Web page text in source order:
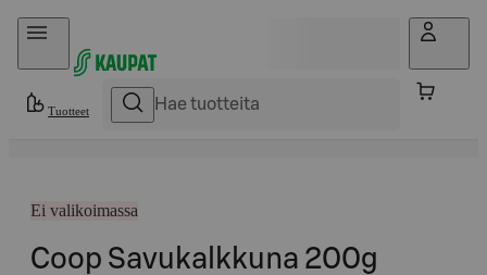
Hyppää sisältöön
Tuotteet
Ei valikoimassa
Coop Savukalkkuna 200g